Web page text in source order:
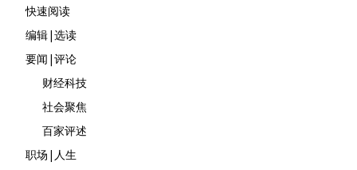
快速阅读
编辑|选读
要闻|评论
财经科技
社会聚焦
百家评述
职场|人生